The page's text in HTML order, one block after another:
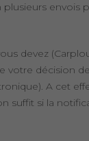
envois
devez
votre décision
A cet
suffit si la